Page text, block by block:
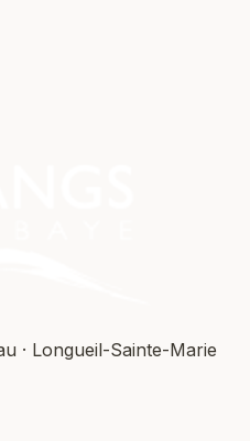
· Longueil-Sainte-Marie